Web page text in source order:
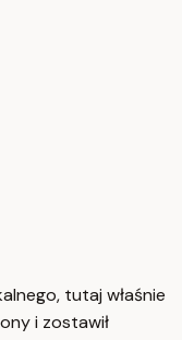
tutaj właśnie
i zostawił